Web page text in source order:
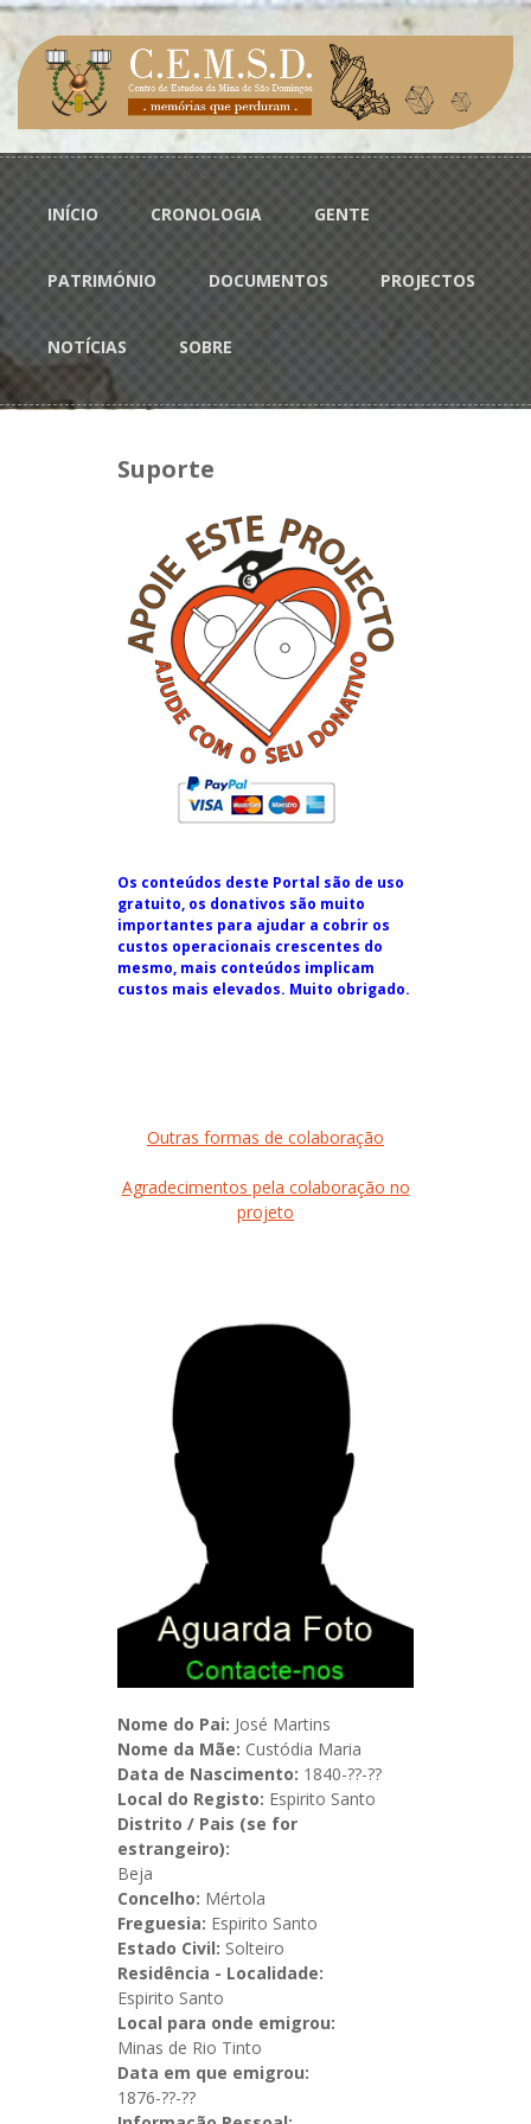
Passar para o conteúdo principal
Menu principal
INÍCIO CRONOLOGIA GENTE
PATRIMÓNIO DOCUMENTOS PROJECTOS
NOTÍCIAS SOBRE
Suporte
Os conteúdos deste Portal são de uso
gratuito, os donativos são muito
importantes para ajudar a cobrir os
custos operacionais crescentes do
mesmo, mais conteúdos implicam
custos mais elevados. Muito obrigado.
Outras formas de colaboração
Agradecimentos pela colaboração no
projeto
Nome do Pai: José Martins
Nome da Mãe: Custódia Maria
Data de Nascimento: 1840-??-??
Local do Registo: Espirito Santo
Distrito / Pais (se for
estrangeiro):
Beja
Concelho: Mértola
Freguesia: Espirito Santo
Estado Civil: Solteiro
Residência - Localidade:
Espirito Santo
Local para onde emigrou:
Minas de Rio Tinto
Data em que emigrou:
1876-??-??